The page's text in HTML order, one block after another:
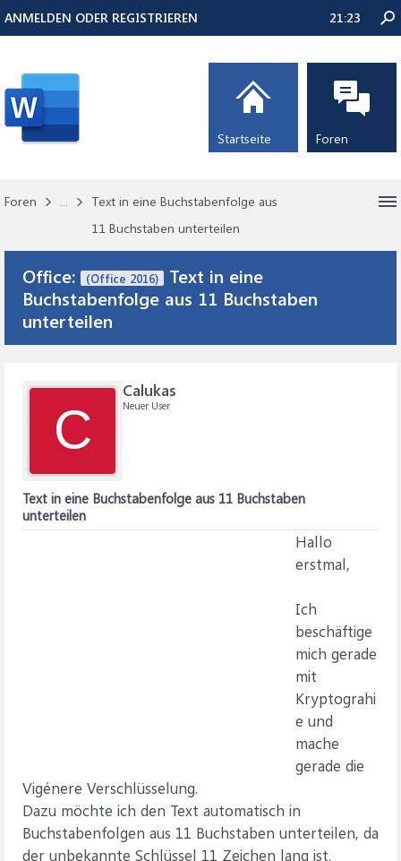
Foren ...
Text in eine Buchstabenfolge aus
11 Buchstaben unterteilen
Office: (Office 2016)
Text in eine
Buchstabenfolge aus 11 Buchstaben
unterteilen
C
Calukas
Neuer User
Text in eine Buchstabenfolge aus 11 Buchstaben
unterteilen
Hallo
erstmal,
Ich
beschäftige
mich gerade
mit
Kryptograhi
e und
mache
gerade die
Vigénere Verschlüsselung.
Dazu möchte ich den Text automatisch in
Buchstabenfolgen aus 11 Buchstaben unterteilen, da
der unbekannte Schlüssel 11 Zeichen lang ist.
ANMELDEN ODER REGISTRIEREN 21:23
Startseite Foren